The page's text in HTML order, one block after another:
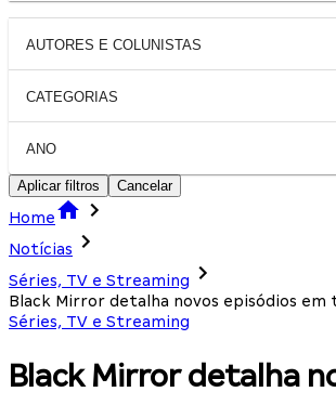
AUTORES E COLUNISTAS
CATEGORIAS
ANO
Aplicar filtros Cancelar
Home
Notícias
Séries, TV e Streaming
Black Mirror detalha novos episódios
Séries, TV e Streaming
Black Mirror detalha